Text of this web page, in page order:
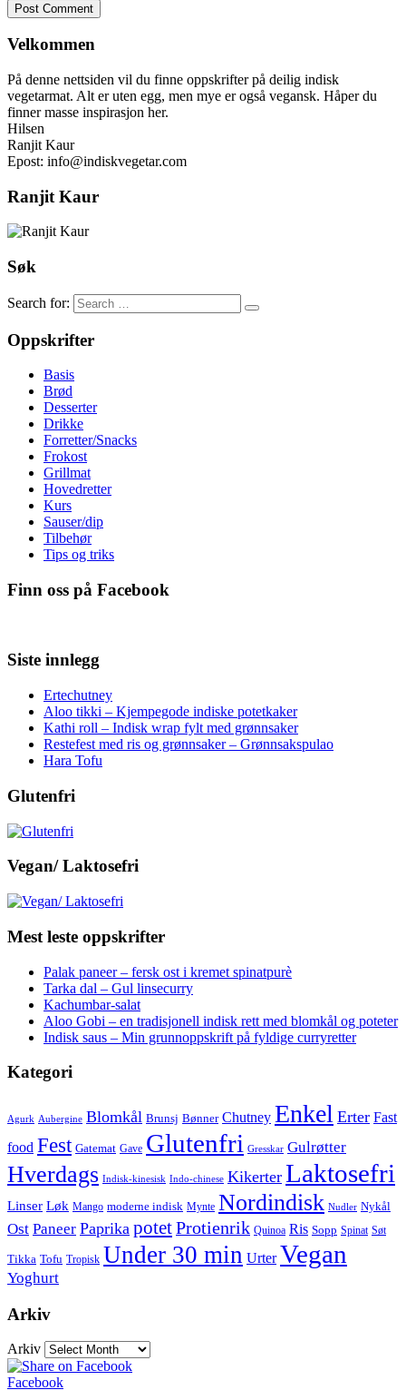
Velkommen
På denne nettsiden vil du finne oppskrifter på deilig indisk
vegetarmat. Alt er uten egg, men mye er også vegansk. Håper du
finner masse inspirasjon her.
Hilsen
Ranjit Kaur
Epost: info@indiskvegetar.com
Ranjit Kaur
Søk
Search for:
Oppskrifter
Basis
Brød
Desserter
Drikke
Forretter/Snacks
Frokost
Grillmat
Hovedretter
Kurs
Sauser/dip
Tilbehør
Tips og triks
Finn oss på Facebook
Siste innlegg
Ertechutney
Aloo tikki – Kjempegode indiske potetkaker
Kathi roll – Indisk wrap fylt med grønnsaker
Restefest med ris og grønnsaker – Grønnsakspulao
Hara Tofu
Glutenfri
Vegan/ Laktosefri
Mest leste oppskrifter
Palak paneer – fersk ost i kremet spinatpurè
Tarka dal – Gul linsecurry
Kachumbar-salat
Aloo Gobi – en tradisjonell indisk rett med blomkål og poteter
Indisk saus – Min grunnoppskrift på fyldige curryretter
Kategori
Agurk Aubergine Blomkål Brunsj Bønner Chutney Enkel Erter Fast
food Fest Gatemat Gave Glutenfri Gresskar Gulrøtter
Hverdags Indisk-kinesisk Indo-chinese Kikerter Laktosefri
Linser Løk Mango moderne indisk Mynte Nordindisk Nudler Nykål
Ost Paneer Paprika potetProtienrik Quinoa Ris Sopp Spinat Søt
Tikka Tofu Tropisk Under 30 min Urter Vegan
Yoghurt
Arkiv
Arkiv
Facebook